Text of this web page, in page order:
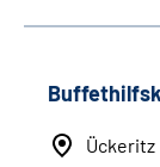
Ückeritz